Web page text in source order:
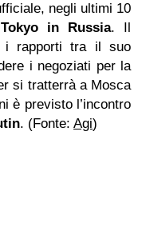
negli ultimi 10
Tokyo in Russia. Il
i rapporti tra il suo
i negoziati per la
si tratterrà a Mosca
è previsto l’incontro
. (Fonte: Agi)